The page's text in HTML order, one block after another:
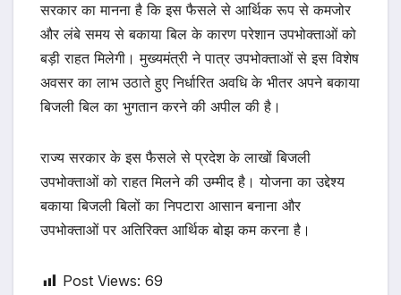
सरकार का मानना है कि इस फैसले से आर्थिक रूप से कमजोर
और लंबे समय से बकाया बिल के कारण परेशान उपभोक्ताओं को
बड़ी राहत मिलेगी। मुख्यमंत्री ने पात्र उपभोक्ताओं से इस विशेष
अवसर का लाभ उठाते हुए निर्धारित अवधि के भीतर अपने बकाया
बिजली बिल का भुगतान करने की अपील की है।
राज्य सरकार के इस फैसले से प्रदेश के लाखों बिजली
उपभोक्ताओं को राहत मिलने की उम्मीद है। योजना का उद्देश्य
बकाया बिजली बिलों का निपटारा आसान बनाना और
उपभोक्ताओं पर अतिरिक्त आर्थिक बोझ कम करना है।
Post Views: 69